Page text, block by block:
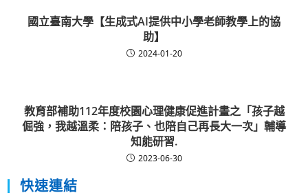
國立臺南大學【生成式AI提供中小學老師教學上的協
助】
2024-01-20
教育部補助112年度校園心理健康促進計畫之「孩子越
倔強，我越溫柔：陪孩子、也陪自己再長大一次」輔導
知能研習.
2023-06-30
快速連結